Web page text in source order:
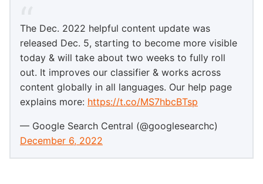
The Dec. 2022 helpful content update was
released Dec. 5, starting to become more visible
today & will take about two weeks to fully roll
out. It improves our classifier & works across
content globally in all languages. Our help page
explains more: https://t.co/MS7hbcBTsp
— Google Search Central (@googlesearchc)
December 6, 2022